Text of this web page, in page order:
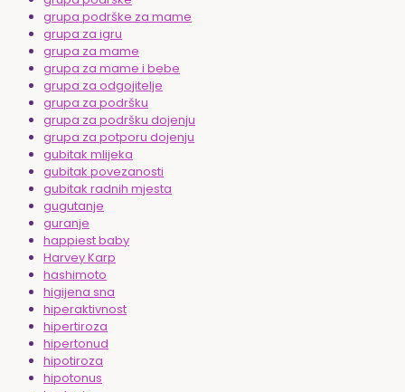
grupa podrške za mame
grupa za igru
grupa za mame
grupa za mame i bebe
grupa za odgojitelje
grupa za podršku
grupa za podršku dojenju
grupa za potporu dojenju
gubitak mlijeka
gubitak povezanosti
gubitak radnih mjesta
gugutanje
guranje
happiest baby
Harvey Karp
hashimoto
higijena sna
hiperaktivnost
hipertiroza
hipertonud
hipotiroza
hipotonus